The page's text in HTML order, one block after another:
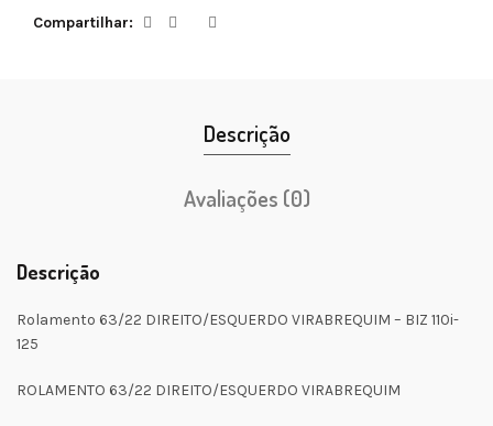
Compartilhar
Descrição
Avaliações (0)
Descrição
Rolamento 63/22 DIREITO/ESQUERDO VIRABREQUIM – BIZ 110i-
125
ROLAMENTO 63/22 DIREITO/ESQUERDO VIRABREQUIM